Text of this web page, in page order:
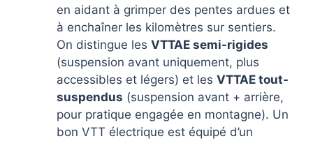
en aidant à grimper des pentes ardues et
à enchaîner les kilomètres sur sentiers.
On distingue les VTTAE semi-rigides
(suspension avant uniquement, plus
accessibles et légers) et les VTTAE tout-
suspendus (suspension avant + arrière,
pour pratique engagée en montagne). Un
bon VTT électrique est équipé d’un